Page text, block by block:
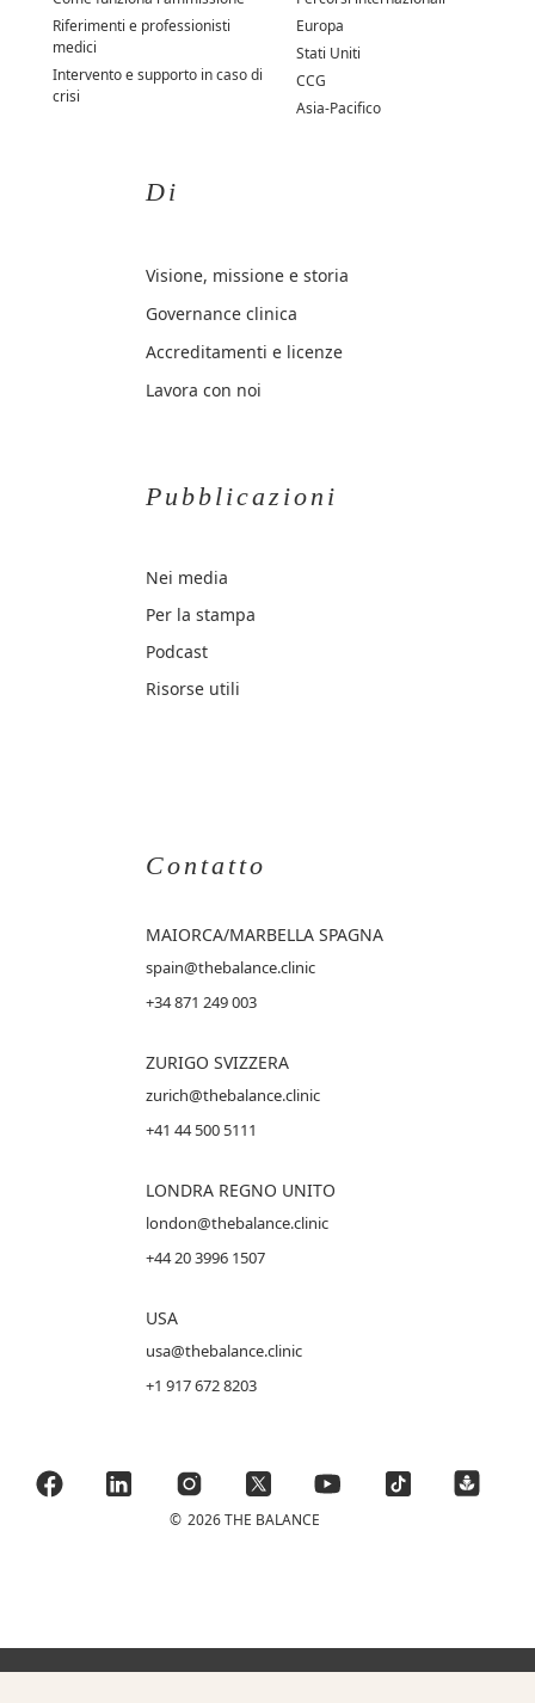
Riferimenti e professionisti
medici
Intervento e supporto in caso di
crisi
Europa
Stati Uniti
CCG
Asia-Pacifico
Di
Visione, missione e storia
Governance clinica
Accreditamenti e licenze
Lavora con noi
Pubblicazioni
Nei media
Per la stampa
Podcast
Risorse utili
Contatto
MAIORCA/MARBELLA SPAGNA
spain@thebalance.clinic
+34 871 249 003
ZURIGO SVIZZERA
zurich@thebalance.clinic
+41 44 500 5111
LONDRA REGNO UNITO
london@thebalance.clinic
+44 20 3996 1507
USA
usa@thebalance.clinic
+1 917 672 8203
© 2026 THE BALANCE